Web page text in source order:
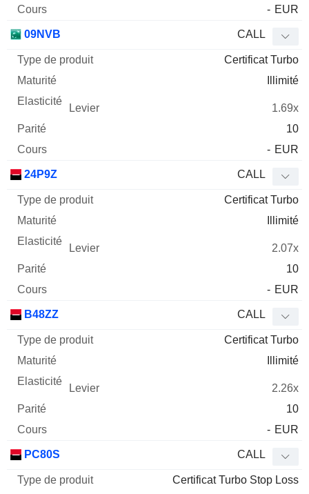
- EUR
09NVB CALL
Certificat Turbo
Illimité
1.69x
10
- EUR
24P9Z CALL
Certificat Turbo
Illimité
2.07x
10
- EUR
B48ZZ CALL
Certificat Turbo
Illimité
2.26x
10
- EUR
PC80S CALL
Certificat Turbo Stop Loss